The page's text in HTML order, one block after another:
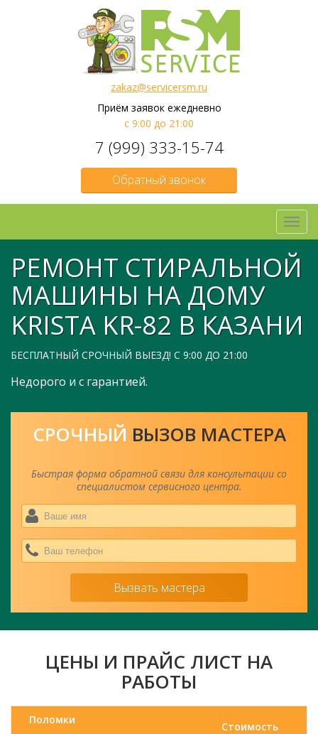
zakaz@servicersm.ru
Приём заявок ежедневно
с 9:00 до 21:00
7 (999) 333-15-74
Обратный звонок
РЕМОНТ СТИРАЛЬНОЙ
МАШИНЫ НА ДОМУ
KRISTA KR-82 В КАЗАНИ
БЕСПЛАТНЫЙ СРОЧНЫЙ ВЫЕЗД! С 9:00 ДО 21:00
Недорого и с гарантией.
СРОЧНЫЙ ВЫЗОВ МАСТЕРА
Быстрая форма обратной связи для консультации со
специалистом сервисного центра.
Вызвать мастера
ЦЕНЫ И ПРАЙС ЛИСТ НА
РАБОТЫ
Поломки
Стоимость